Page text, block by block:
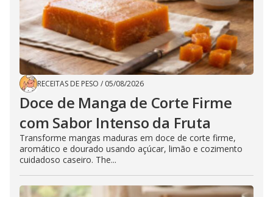
RECEITAS DE PESO / 05/08/2026
Doce de Manga de Corte Firme
com Sabor Intenso da Fruta
Transforme mangas maduras em doce de corte firme,
aromático e dourado usando açúcar, limão e cozimento
cuidadoso caseiro. The...